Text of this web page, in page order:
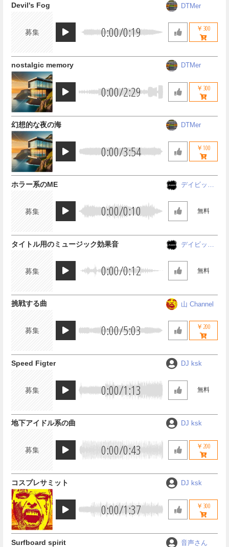
募集 0:00/0:19
Devil's Fog DTMer
￥300
0:00/2:29
nostalgic memory DTMer
￥300
0:00/3:54
幻想的な夜の海 DTMer
￥100
募集 0:00/0:10
ホラー系のME
デイビッド
無料
募集 0:00/0:12
タイトル用のミュージック効果音
デイビッド
無料
募集 0:00/5:03
挑戦する曲 山 Channel
￥200
募集 0:00/1:13
Speed Figter DJ ksk
無料
募集 0:00/0:43
地下アイドル系の曲 DJ ksk
￥200
0:00/1:37
コスプレサミット DJ ksk
￥300
Surfboard spirit 音声さん